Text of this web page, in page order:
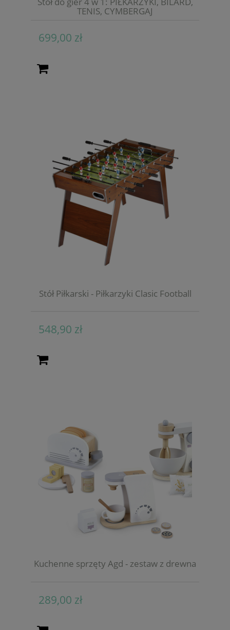
TENIS, CYMBERGAJ
699,00 zł
Stół Piłkarski - Piłkarzyki Clasic Football
548,90 zł
Kuchenne sprzęty Agd - zestaw z drewna
289,00 zł